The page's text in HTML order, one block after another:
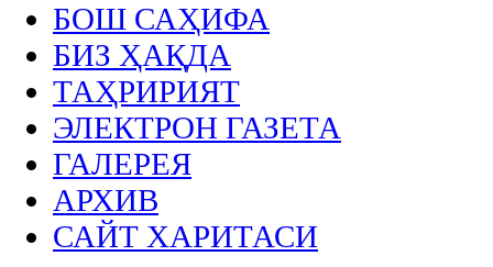
БОШ САҲИФА
БИЗ ҲАҚДА
ТАҲРИРИЯТ
ЭЛЕКТРОН ГАЗЕТА
ГАЛЕРЕЯ
АРХИВ
САЙТ ХАРИТАСИ